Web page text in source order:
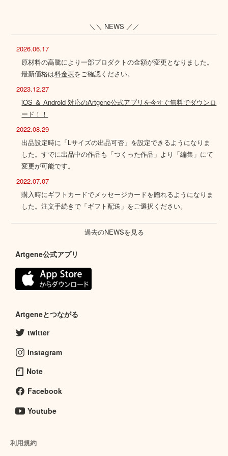
＼＼ NEWS ／／
2026.06.17
原材料の高騰により一部プロダクトの金額が変更となりました。
最新価格は料金表をご確認ください。
2023.12.27
iOS ＆ Android 対応のArtgene公式アプリを今すぐ無料でダウンロ
ード！！
2022.08.29
出品設定時に「Lサイズの出品可否」を設定できるようになりま
した。すでに出品中の作品も「つくった作品」より「編集」にて
変更が可能です。
2022.07.07
購入時にギフトカードでメッセージカードを贈れるようになりま
した。注文手続きで「ギフト配送」をご選択ください。
過去のNEWSを見る
Artgene公式アプリ
Artgeneとつながる
twitter
Instagram
Note
Facebook
Youtube
利用規約